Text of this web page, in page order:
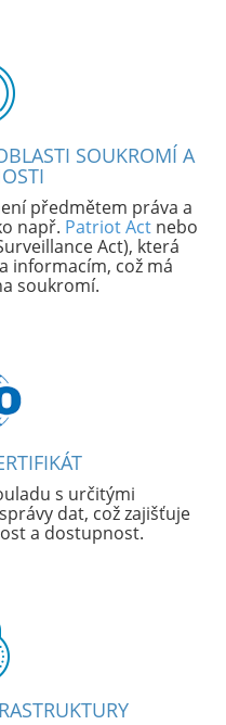
SOUKROMÍ A
předmětem práva a
např. Patriot Actnebo
Act), která
informacím, což má
soukromí.
s určitými
dat, což zajišťuje
a dostupnost.